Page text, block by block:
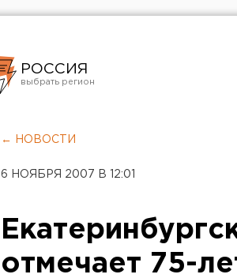
РОССИЯ
Челябинск
← НОВОСТИ
6 НОЯБРЯ 2007 В 12:01
отмечает 75-